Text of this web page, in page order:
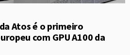
Atos é o primeiro
com GPU A100 da